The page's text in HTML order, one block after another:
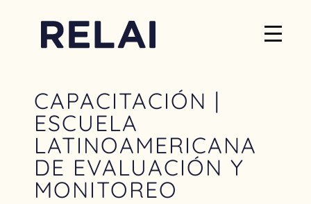
CAPACITACIÓN |
ESCUELA
LATINOAMERICANA
DE EVALUACIÓN Y
MONITOREO